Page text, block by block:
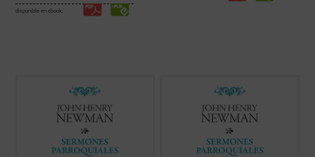
disponible en ebook:
En 1842, tras la aparición del sexto
volumen, Newman había dado por
terminada la publicación de la serie de sus
Sermones parroquiales. En esos
momentos se hallaba inmerso en el
dramático proceso interior que culminaría
con su conversión ...(ver ficha)
En 1842, tras la aparición del sexto
volumen, Newman había dado por
terminada la publicación de la serie de sus
Sermones parroquiales. En esos
momentos se hallaba inmerso en el
dramático proceso interior que culminaría
con su conversión ...(ver ficha)